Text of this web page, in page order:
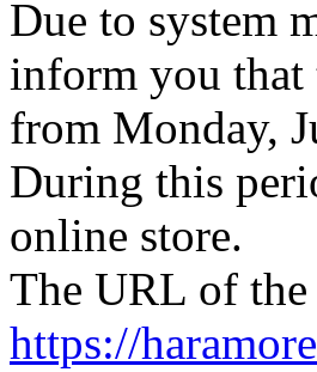
Due to system
inform you that
from Monday,
During this
online store.
The URL of
https://